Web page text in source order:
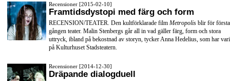
Recensioner [2015-02-10]
Framtidsdystopi med färg och form
RECENSION/TEATER. Den kultförklarade film Metropolis blir för första
gången teater. Malin Stenbergs går all in vad gäller färg, form och stora
uttryck, ibland på bekostnad av storyn, tycker Anna Hedelius, som har
på Kulturhuset Stadsteatern.
Recensioner [2014-12-30]
Dräpande dialogduell